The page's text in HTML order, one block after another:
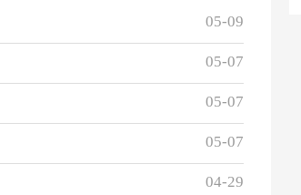
05-09
05-07
05-07
05-07
04-29